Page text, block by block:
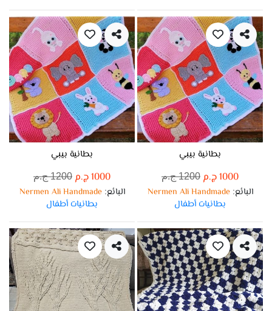
بطانية بيبي
1000 ج.م 1200 ج.م
البائع:
Nermen Ali Handmade
بطانيات أطفال
بطانية بيبي
1000 ج.م 1200 ج.م
البائع:
Nermen Ali Handmade
بطانيات أطفال